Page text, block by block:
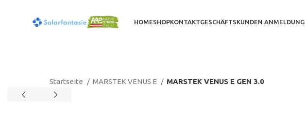
HOMESHOPKONTAKTGESCHÄFTSKUNDEN ANMELDUNG
Startseite MARSTEK VENUS E MARSTEK VENUS E GEN 3.0